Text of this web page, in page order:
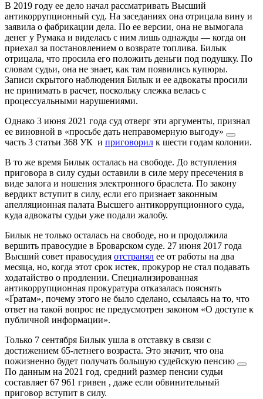
В 2019 году ее дело начал рассматривать Высший
антикоррупционный суд. На заседаниях она отрицала вину и
заявила о фабрикации дела. По ее версии, она не вымогала
денег у Румака и виделась с ним лишь однажды — когда он
приехал за постановлением о возврате топлива. Билык
отрицала, что просила его положить деньги под подушку. По
словам судьи, она не знает, как там появились купюры.
Записи скрытого наблюдения Билык и ее адвокаты просили
не принимать в расчет, поскольку слежка велась с
процессуальными нарушениями.
Однако 3 июня 2021 года суд отверг эти аргументы, признал
ее виновной в «просьбе дать неправомерную выгоду»
часть 3 статьи 368 УК и приговорил к шести годам колонии.
В то же время Билык осталась на свободе. До вступления
приговора в силу судьи оставили в силе меру пресечения в
виде залога и ношения электронного браслета. По закону
вердикт вступит в силу, если его признает законным
апелляционная палата Высшего антикоррупционного суда,
куда адвокаты судьи уже подали жалобу.
Билык не только осталась на свободе, но и продолжила
вершить правосудие в Броварском суде. 27 июня 2017 года
Высший совет правосудия отстранял ее от работы на два
месяца, но, когда этот срок истек, прокурор не стал подавать
ходатайство о продлении. Специализированная
антикоррупционная прокуратура отказалась пояснять
«Ґратам», почему этого не было сделано, ссылаясь на то, что
ответ на такой вопрос не предусмотрен законом «О доступе к
публичной информации».
Только 7 сентября Билык ушла в отставку в связи с
достижением 65-летнего возраста. Это значит, что она
пожизненно будет получать большую судейскую пенсию
По данным на 2021 год, средний размер пенсии судьи
составляет 67 961 гривен , даже если обвинительный
приговор вступит в силу.